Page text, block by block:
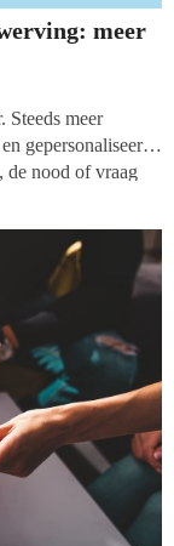
meer
Steeds meer
gepersonaliseerde
de nood of vraag